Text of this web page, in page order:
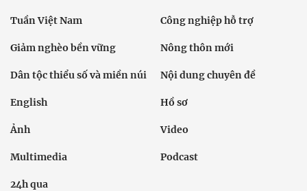
Tuần Việt Nam Công nghiệp hỗ trợ
Giảm nghèo bền vững Nông thôn mới
Dân tộc thiểu số và miền núi Nội dung chuyên đề
English Hồ sơ
Ảnh Video
Multimedia Podcast
24h qua